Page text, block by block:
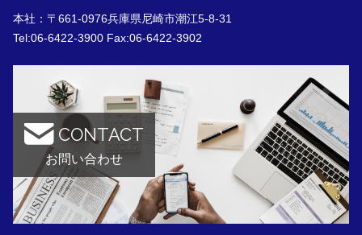
本社：〒661-0976兵庫県尼崎市潮江5-8-31
Tel:06-6422-3900 Fax:06-6422-3902
CONTACT
お問い合わせ